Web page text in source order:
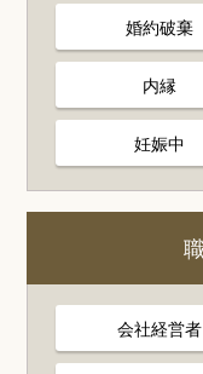
婚約破棄
内縁
妊娠中
会社経営者